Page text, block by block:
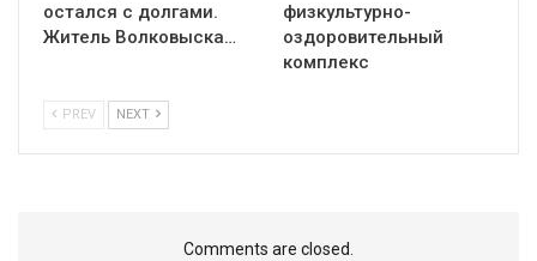
остался с долгами.
Житель Волковыска…
физкультурно-
оздоровительный
комплекс
PREV NEXT
Comments are closed.